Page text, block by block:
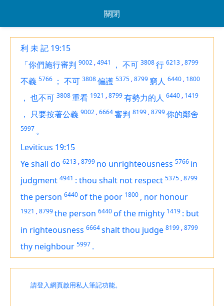
關閉
利 未 記 19:15
「你們施行審判 9002 ,4941 ， 不可 3808行 6213 ,8799
不義 5766 ； 不可 3808偏護 5375 ,8799窮人 6440 , 1800
， 也不可 3808重看 1921 ,8799有勢力的人 6440 , 1419
， 只要按著公義 9002 ,6664審判 8199 ,8799你的鄰舍
5997 。
Leviticus 19:15
Ye shall do 6213 ,8799 no unrighteousness 5766 in
judgment 4941 : thou shalt not respect 5375 ,8799
the person 6440of the poor 1800 , nor honour
1921 ,8799the person 6440of the mighty 1419 : but
in righteousness 6664shalt thou judge 8199 ,8799
thy neighbour 5997 .
請登入網頁啟用私人筆記功能。